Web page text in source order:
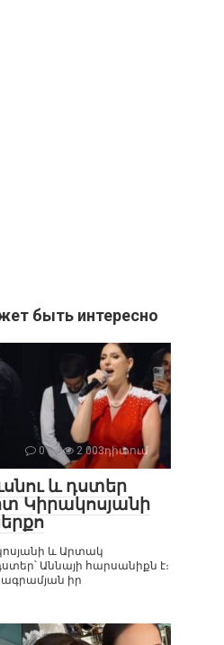
быть интересно
0 2 003դիտում
և դստեր
Կիրակոսյանի
և Արտակ
Աննայի հարսանիքն է։
իր